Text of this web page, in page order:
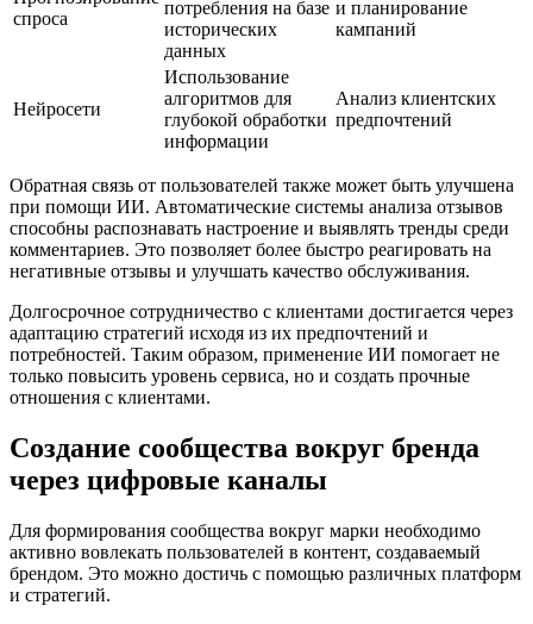
спроса
потребления на базе
исторических
данных
и планирование
кампаний
Нейросети
Использование
алгоритмов для
глубокой обработки
информации
Анализ клиентских
предпочтений
Обратная связь от пользователей также может быть улучшена
при помощи ИИ. Автоматические системы анализа отзывов
способны распознавать настроение и выявлять тренды среди
комментариев. Это позволяет более быстро реагировать на
негативные отзывы и улучшать качество обслуживания.
Долгосрочное сотрудничество с клиентами достигается через
адаптацию стратегий исходя из их предпочтений и
потребностей. Таким образом, применение ИИ помогает не
только повысить уровень сервиса, но и создать прочные
отношения с клиентами.
Создание сообщества вокруг бренда
через цифровые каналы
Для формирования сообщества вокруг марки необходимо
активно вовлекать пользователей в контент, создаваемый
брендом. Это можно достичь с помощью различных платформ
и стратегий.